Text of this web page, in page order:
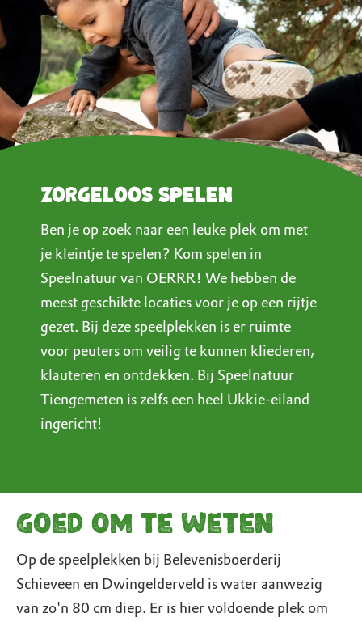
Zorgeloos spelen
Ben je op zoek naar een leuke plek om met
je kleintje te spelen? Kom spelen in
Speelnatuur van OERRR! We hebben de
meest geschikte locaties voor je op een rijtje
gezet. Bij deze speelplekken is er ruimte
voor peuters om veilig te kunnen kliederen,
klauteren en ontdekken. Bij Speelnatuur
Tiengemeten is zelfs een heel Ukkie-eiland
ingericht!
Goed om te weten
Op de speelplekken bij Belevenisboerderij
Schieveen en Dwingelderveld is water aanwezig
van zo'n 80 cm diep. Er is hier voldoende plek om